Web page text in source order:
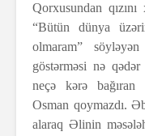
Qorxusundan
“Bütün dünya
olmaram”
göstərməsi nə
neçə kərə bağıran
Osman qoymazdı.
alaraq Əlinin